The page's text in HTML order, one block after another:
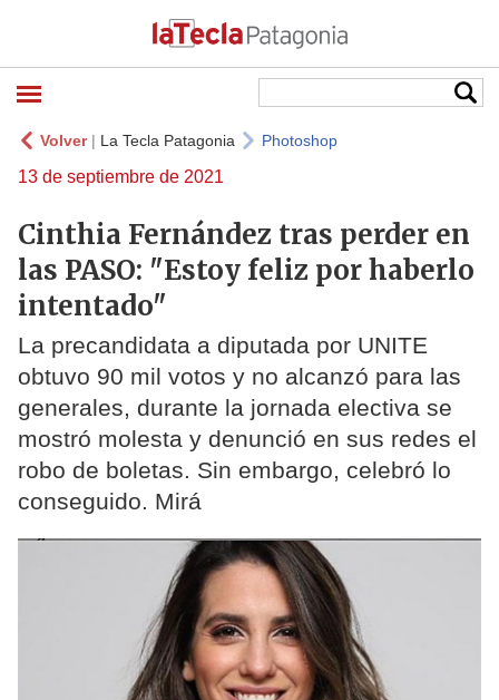
Volver| La Tecla Patagonia Photoshop
13 de septiembre de 2021
Cinthia Fernández tras perder en
las PASO: "Estoy feliz por haberlo
intentado"
La precandidata a diputada por UNITE
obtuvo 90 mil votos y no alcanzó para las
generales, durante la jornada electiva se
mostró molesta y denunció en sus redes el
robo de boletas. Sin embargo, celebró lo
conseguido. Mirá